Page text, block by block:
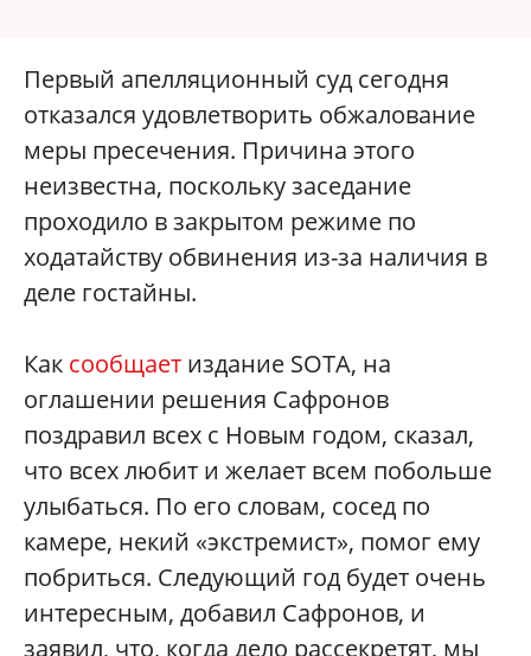
Первый апелляционный суд сегодня
отказался удовлетворить обжалование
меры пресечения. Причина этого
неизвестна, поскольку заседание
проходило в закрытом режиме по
ходатайству обвинения из-за наличия в
деле гостайны.
Как сообщает издание SOTA, на
оглашении решения Сафронов
поздравил всех с Новым годом, сказал,
что всех любит и желает всем побольше
улыбаться. По его словам, сосед по
камере, некий «экстремист», помог ему
побриться. Следующий год будет очень
интересным, добавил Сафронов, и
заявил, что, когда дело рассекретят, мы